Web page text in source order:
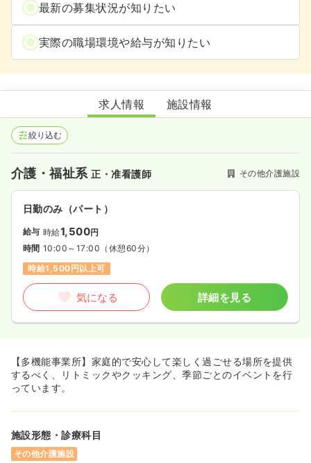
最新の募集状況が知りたい
実際の職場環境や給与が知りたい
多機能事業所まいはーとここあ
求人情報 施設情報
絞り込む
介護・福祉系正・准看護師 その他介護施設
日勤のみ（パート）
給与 時給1,500円
時間 10:00～17:00 （休憩60分）
時給1,500円以上可
気になる 詳細を見る
【多機能事業所】家庭的で安心して楽しく過ごせる場所を提供
するべく、リトミックやクッキング、季節ごとのイベントを行
っています。
施設形態・診療科目
その他介護施設